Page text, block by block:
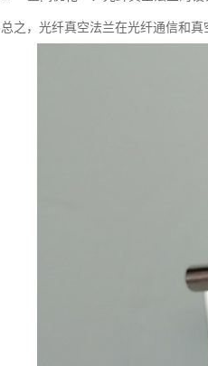
总之，光纤真空法兰在光纤通信和